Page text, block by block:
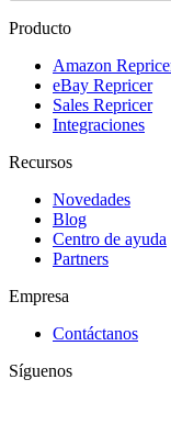
Producto
Amazon
eBay Repricer
Sales Repricer
Integraciones
Recursos
Novedades
Blog
Centro de ayuda
Partners
Empresa
Contáctanos
Síguenos